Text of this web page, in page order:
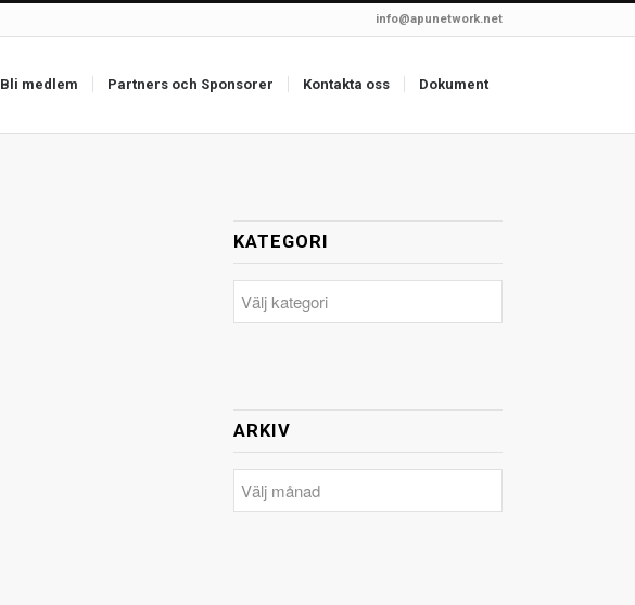
info@apunetwork.net
Bli medlem Partners och Sponsorer Kontakta oss Dokument
KATEGORI
ARKIV